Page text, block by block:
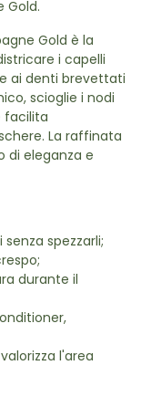
Gold.
Gold è la
i capelli
ai denti brevettati
scioglie i nodi
facilita
La raffinata
di eleganza e
spezzarli;
durante il
l'area